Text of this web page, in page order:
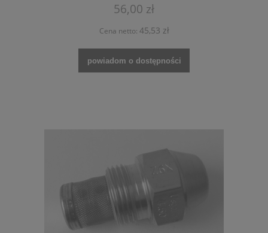
56,00 zł
Cena netto: 45,53 zł
powiadom o dostępności